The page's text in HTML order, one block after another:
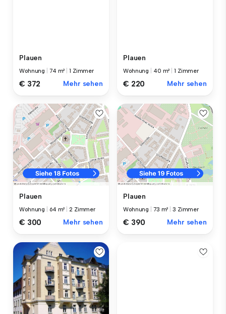
Plauen
Wohnung 74 m² |1 Zimmer
€ 372 Mehr sehen
Plauen
Wohnung 40 m² |1 Zimmer
€ 220 Mehr sehen
Plauen
Wohnung 64 m² |2 Zimmer
€ 300 Mehr sehen
Plauen
Wohnung 73 m² |3 Zimmer
€ 390 Mehr sehen